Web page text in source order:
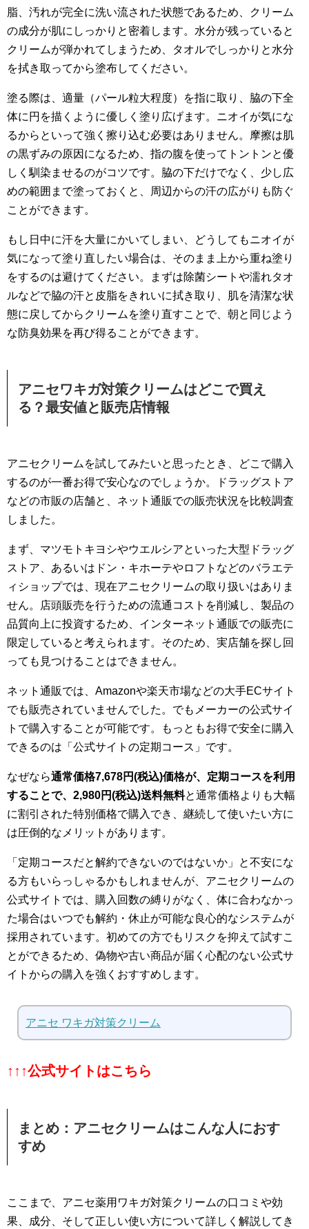
脂、汚れが完全に洗い流された状態であるため、クリーム
の成分が肌にしっかりと密着します。水分が残っていると
クリームが弾かれてしまうため、タオルでしっかりと水分
を拭き取ってから塗布してください。
塗る際は、適量（パール粒大程度）を指に取り、脇の下全
体に円を描くように優しく塗り広げます。ニオイが気にな
るからといって強く擦り込む必要はありません。摩擦は肌
の黒ずみの原因になるため、指の腹を使ってトントンと優
しく馴染ませるのがコツです。脇の下だけでなく、少し広
めの範囲まで塗っておくと、周辺からの汗の広がりも防ぐ
ことができます。
もし日中に汗を大量にかいてしまい、どうしてもニオイが
気になって塗り直したい場合は、そのまま上から重ね塗り
をするのは避けてください。まずは除菌シートや濡れタオ
ルなどで脇の汗と皮脂をきれいに拭き取り、肌を清潔な状
態に戻してからクリームを塗り直すことで、朝と同じよう
な防臭効果を再び得ることができます。
アニセワキガ対策クリームはどこで買え
る？最安値と販売店情報
アニセクリームを試してみたいと思ったとき、どこで購入
するのが一番お得で安心なのでしょうか。ドラッグストア
などの市販の店舗と、ネット通販での販売状況を比較調査
しました。
まず、マツモトキヨシやウエルシアといった大型ドラッグ
ストア、あるいはドン・キホーテやロフトなどのバラエテ
ィショップでは、現在アニセクリームの取り扱いはありま
せん。店頭販売を行うための流通コストを削減し、製品の
品質向上に投資するため、インターネット通販での販売に
限定していると考えられます。そのため、実店舗を探し回
っても見つけることはできません。
ネット通販では、Amazonや楽天市場などの大手ECサイト
でも販売されていませんでした。でもメーカーの公式サイ
トで購入することが可能です。もっともお得で安全に購入
できるのは「公式サイトの定期コース」です。
なぜなら通常価格7,678円(税込)価格が、定期コースを利用
することで、2,980円(税込)送料無料と通常価格よりも大幅
に割引された特別価格で購入でき、継続して使いたい方に
は圧倒的なメリットがあります。
「定期コースだと解約できないのではないか」と不安にな
る方もいらっしゃるかもしれませんが、アニセクリームの
公式サイトでは、購入回数の縛りがなく、体に合わなかっ
た場合はいつでも解約・休止が可能な良心的なシステムが
採用されています。初めての方でもリスクを抑えて試すこ
とができるため、偽物や古い商品が届く心配のない公式サ
イトからの購入を強くおすすめします。
アニセ ワキガ対策クリーム
↑↑↑公式サイトはこちら
まとめ：アニセクリームはこんな人におす
すめ
ここまで、アニセ薬用ワキガ対策クリームの口コミや効
果、成分、そして正しい使い方について詳しく解説してき